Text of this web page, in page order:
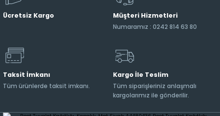
Ücretsiz Kargo Müşteri Hizmetleri
Numaramız : 0242 814 63 80
Taksit İmkanı
Tüm ürünlerde taksit imkanı.
Kargo İle Teslim
Tüm siparişleriniz anlaşmalı
kargolarımız ile gönderilir.